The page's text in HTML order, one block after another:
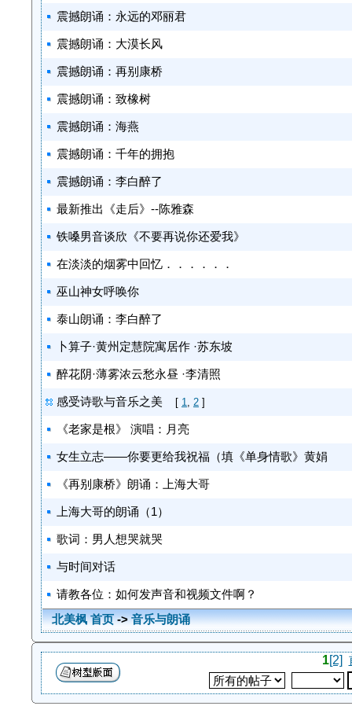
震撼朗诵：永远的邓丽君
震撼朗诵：大漠长风
震撼朗诵：再别康桥
震撼朗诵：致橡树
震撼朗诵：海燕
震撼朗诵：千年的拥抱
震撼朗诵：李白醉了
最新推出《走后》--陈雅森
铁嗓男音谈欣《不要再说你还爱我》
在淡淡的烟雾中回忆．．．．．．
巫山神女呼唤你
泰山朗诵：李白醉了
卜算子·黄州定慧院寓居作 ·苏东坡
醉花阴·薄雾浓云愁永昼 ·李清照
感受诗歌与音乐之美 [ 1, 2 ]
《老家是根》 演唱：月亮
女生立志——你要更给我祝福（填《单身情歌》黄娟
《再别康桥》朗诵：上海大哥
上海大哥的朗诵（1）
歌词：男人想哭就哭
与时间对话
请教各位：如何发声音和视频文件啊？
北美枫 首页->音乐与朗诵
1[2]